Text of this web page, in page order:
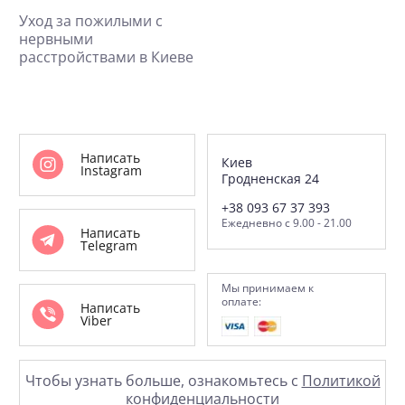
Уход за пожилыми с
нервными
расстройствами в Киеве
Написать
Instagram
Написать
Telegram
Написать
Viber
Киев
Гродненская 24
+38 093 67 37 393
Ежедневно с 9.00 - 21.00
Мы принимаем к
оплате:
Чтобы узнать больше, ознакомьтесь с Политикой
конфиденциальности